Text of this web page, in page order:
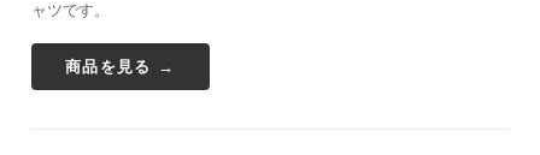
ャツです。
商品を見る →